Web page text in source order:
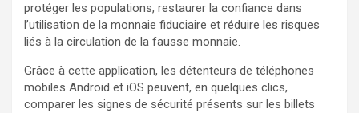
protéger les populations, restaurer la confiance dans
l’utilisation de la monnaie fiduciaire et réduire les risques
liés à la circulation de la fausse monnaie.
Grâce à cette application, les détenteurs de téléphones
mobiles Android et iOS peuvent, en quelques clics,
comparer les signes de sécurité présents sur les billets